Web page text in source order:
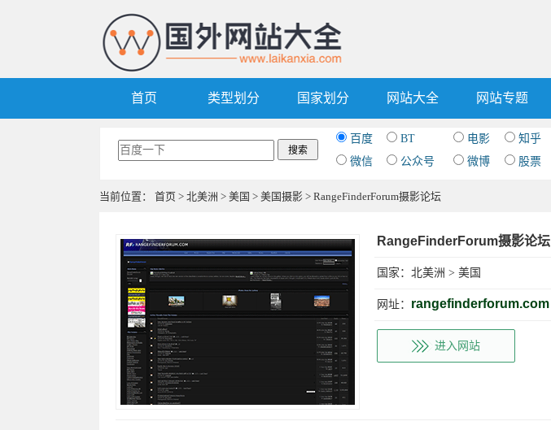
首页 类型划分 国家划分 网站大全 网站专题
百度 BT 电影 知乎
微信
公众号 微博 股票
当前位置： 首页 > 北美洲 > 美国 > 美国摄影 > RangeFinderForum摄影论坛
RangeFinderForum摄影论坛
国家： 北美洲 > 美国
网址： rangefinderforum.com
进入网站